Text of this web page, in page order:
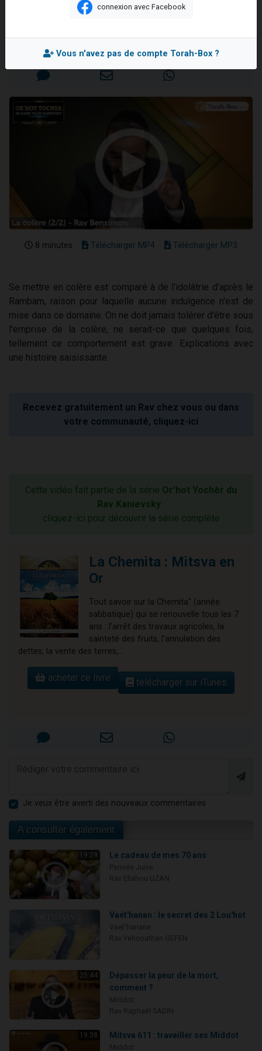
Eva vient de donner son Maasser
(2/2)
Mis en ligne le Lundi 10 Avril 2023
8 minutes Télécharger MP4 Télécharger MP3
Se mettre en colère est comparé à de l'idolâtrie d'après le
Rambam, raison pour laquelle aucune indulgence n'est de
mise dans ce domaine. On ne doit jamais tolérer d'être sous
l'emprise de la colère, ne serait-ce que quelques fois,
tellement ce comportement est grave. Explications avec
une histoire saisissante.
Recevez gratuitement un Rav chez vous ou dans
votre communauté, cliquez-ici
Cette vidéo fait partie de la série Or'hot Yochèr du
Rav Kanievsky :
cliquez-ici pour découvrir la série complète
La Chemita : Mitsva en
Or
Tout savoir sur la Chemita" (année
sabbatique) qui se renouvelle tous les 7
ans : l'arrêt des travaux agricoles, la
sainteté des fruits, l'annulation des
dettes, la vente des terres,...
acheter ce livre télécharger sur iTunes
Je veux être averti des nouveaux commentaires
A consulter également
19:29 Le cadeau de mes 70 ans
Vaét'hanan : le secret des 2 Lou'hot
25:44
Dépasser la peur de la mort,
comment ?
19:38 Mitsva 611 : travailler ses Middot
connexion avec Facebook
Vous n'avez pas de compte Torah-Box ?